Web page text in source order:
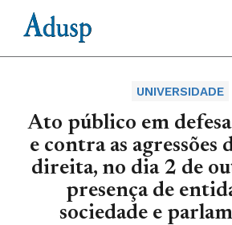
UNIVERSIDADE
Ato público em
e contra as agressões
direita, no dia 2 de
presença de
sociedade e